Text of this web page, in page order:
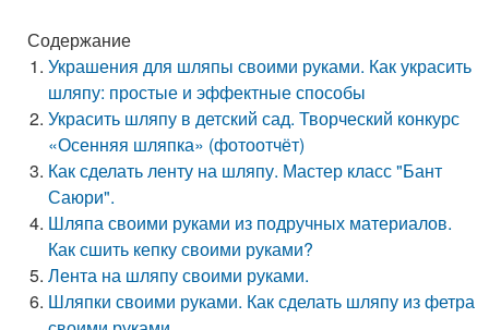
Содержание
Украшения для шляпы своими руками. Как украсить
шляпу: простые и эффектные способы
Украсить шляпу в детский сад. Творческий конкурс
«Осенняя шляпка» (фотоотчёт)
Как сделать ленту на шляпу. Мастер класс "Бант
Саюри".
Шляпа своими руками из подручных материалов.
Как сшить кепку своими руками?
Лента на шляпу своими руками.
Шляпки своими руками. Как сделать шляпу из фетра